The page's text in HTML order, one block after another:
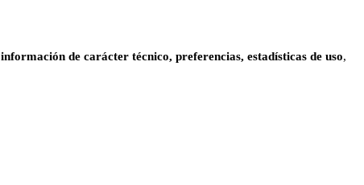
información de carácter técnico, preferencias, estadísticas de uso,